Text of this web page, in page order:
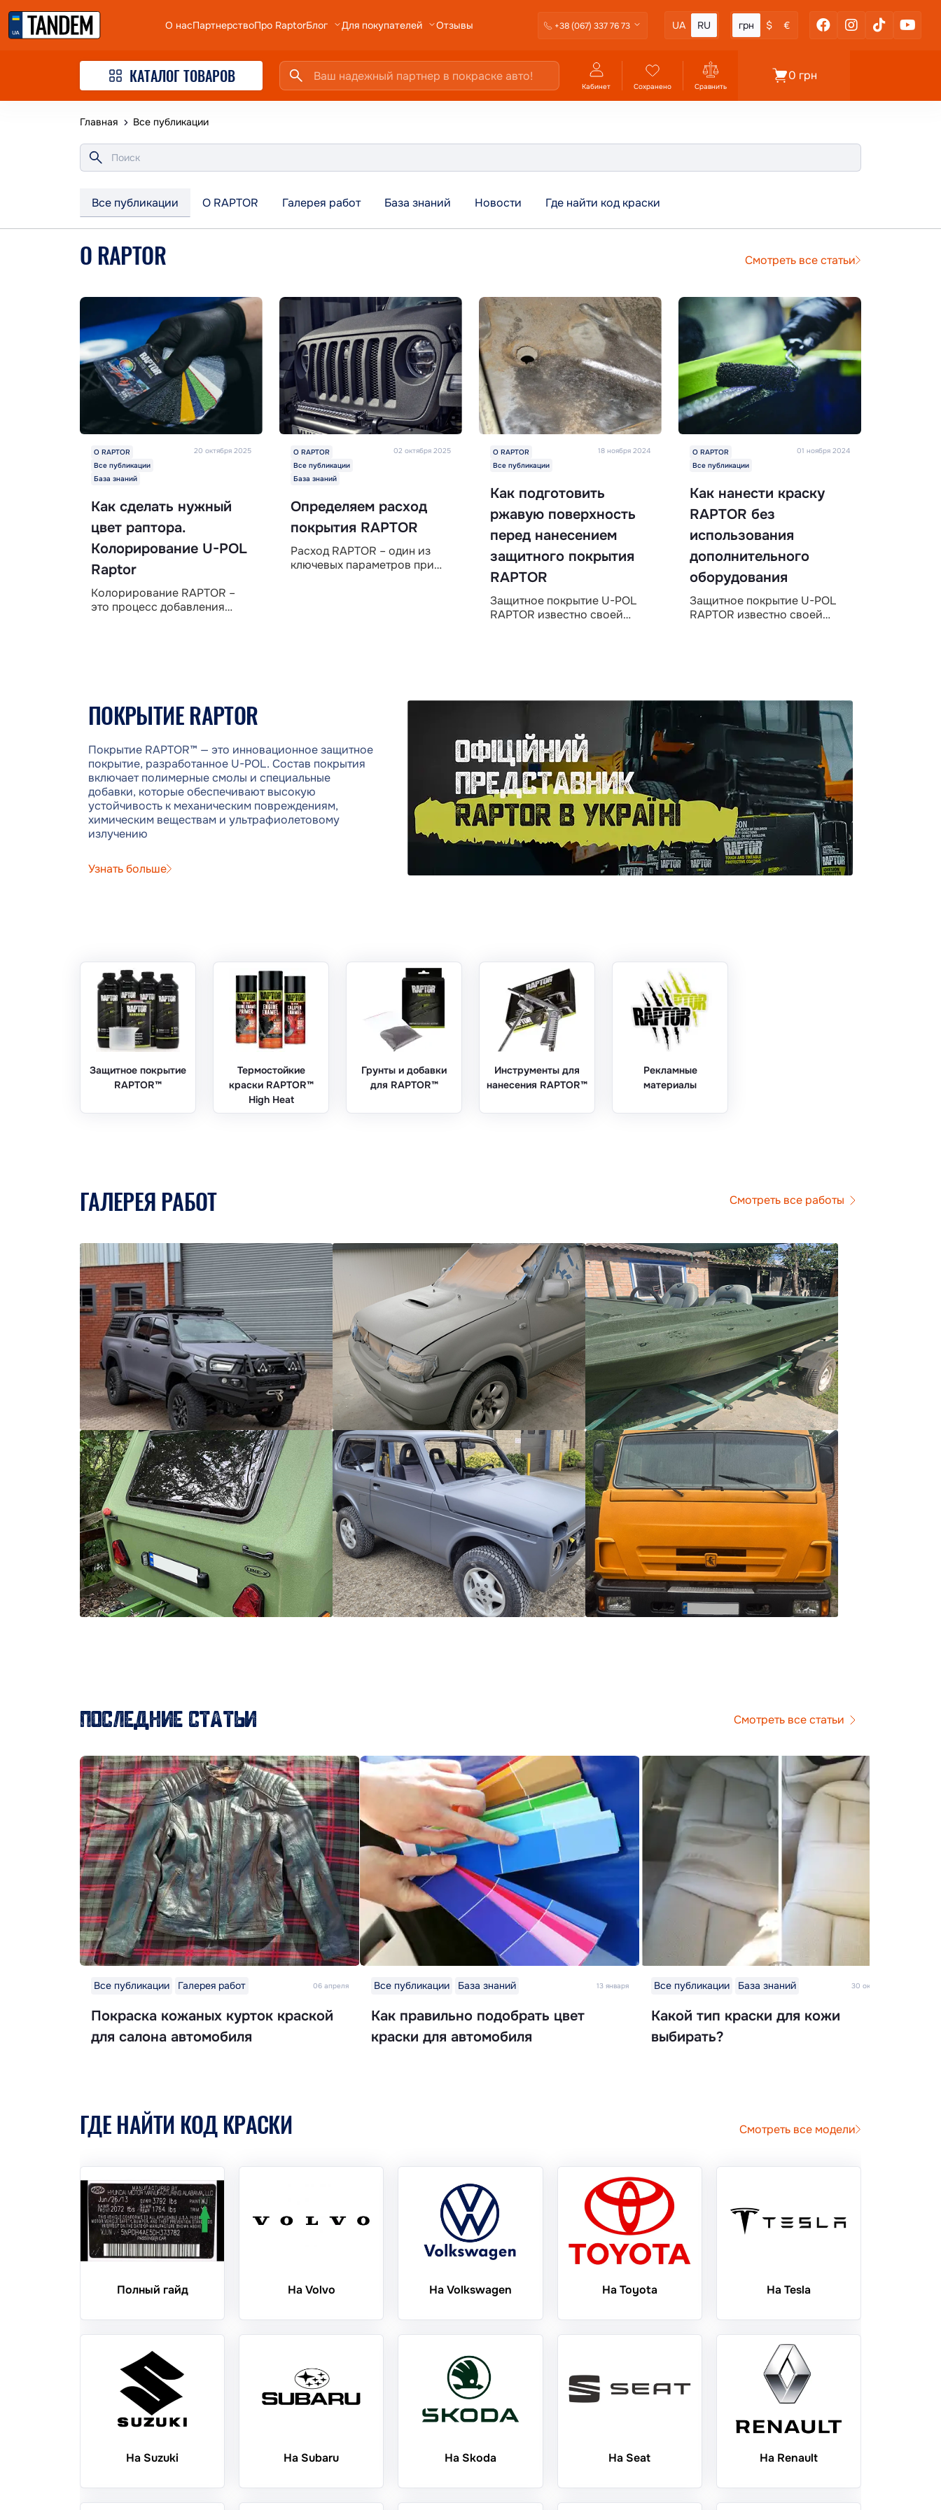
О насПартнерствоПро RaptorБлог Для покупателей Отзывы +38 (067) 337 76 73 UA RU грн $ €
КАТАЛОГ ТОВАРОВ
Кабинет Сохранено Сравнить
0 грн
Главная Все публикации
Все публикации О RAPTOR Галерея работ База знаний Новости Где найти код краски
О RAPTOR Смотреть все статьи
О RAPTOR
Все публикации
База знаний
20 октября 2025
Как сделать нужный
цвет раптора.
Колорирование U-POL
Raptor
Колорирование RAPTOR –
это процесс добавления
тонировку), но его можно
затонировать практически в
RAPTOR под свои
потребности? В этой статье
рассмотрим, какие пигменты
для RAPTOR используются,
как выполняется тонировка,
а также ..
О RAPTOR
Все публикации
База знаний
02 октября 2025
Определяем расход
покрытия RAPTOR
Расход RAPTOR – один из
ключевых параметров при
примеры расчетов для
кузовов авто разных типов, а
также дадим ..
О RAPTOR
Все публикации
18 ноября 2024
Как подготовить
ржавую поверхность
перед нанесением
защитного покрытия
RAPTOR
Защитное покрытие U-POL
RAPTOR известно своей
качественный материал
подготовки поверхности,
особенно если речь идет о
ржавчине. Неправильная
подготовка может свести на
нет все преимущества
покрытия, поэтому важно
тщательно следовать
инструкции. В этой статье мы
подробно разберем, как
О RAPTOR
Все публикации
01 ноября 2024
Как нанести краску
RAPTOR без
использования
дополнительного
оборудования
Защитное покрытие U-POL
RAPTOR известно своей
пневматического или
электрического
распылителя, но не у всех
есть доступ к такому
оборудованию. На счастье,
существует более доступный
способ — нанесение
покрытия валиком. Это
метод простой, экономичный
и доступный каждому
автолюбителю. ..
ПОКРЫТИЕ RAPTOR
Покрытие RAPTOR™ — это инновационное защитное
покрытие, разработанное U-POL. Состав покрытия
включает полимерные смолы и специальные
добавки, которые обеспечивают высокую
устойчивость к механическим повреждениям,
химическим веществам и ультрафиолетовому
излучению
Узнать больше
Защитное покрытие
RAPTOR™
Термостойкие
краски RAPTOR™
High Heat
Грунты и добавки
для RAPTOR™
Инструменты для
нанесения RAPTOR™
Рекламные
материалы
ГАЛЕРЕЯ РАБОТ Смотреть все работы
ПОСЛЕДНИЕ СТАТЬИ Смотреть все статьи
Все публикации Галерея работ 06 апреля
Покраска кожаных курток краской
для салона автомобиля
Все публикации База знаний 13 января
Как правильно подобрать цвет
краски для автомобиля
Все публикации База знаний 30 октября 2025
Какой тип краски для кожи
выбирать?
ГДЕ НАЙТИ КОД КРАСКИ Смотреть все модели
Полный гайд На Volvo На Volkswagen На Toyota На Tesla
На Suzuki На Subaru На Skoda На Seat На Renault